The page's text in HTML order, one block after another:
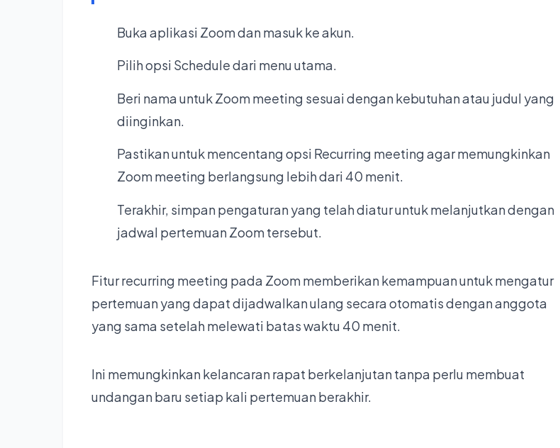
Buka aplikasi Zoom dan masuk ke akun.
Pilih opsi Schedule dari menu utama.
Beri nama untuk Zoom meeting sesuai dengan kebutuhan atau judul yang
diinginkan.
Pastikan untuk mencentang opsi Recurring meeting agar memungkinkan
Zoom meeting berlangsung lebih dari 40 menit.
Terakhir, simpan pengaturan yang telah diatur untuk melanjutkan dengan
jadwal pertemuan Zoom tersebut.
Fitur recurring meeting pada Zoom memberikan kemampuan untuk mengatur
pertemuan yang dapat dijadwalkan ulang secara otomatis dengan anggota
yang sama setelah melewati batas waktu 40 menit.
Ini memungkinkan kelancaran rapat berkelanjutan tanpa perlu membuat
undangan baru setiap kali pertemuan berakhir.